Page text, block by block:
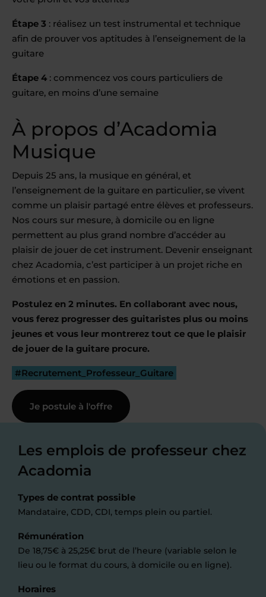
Étape 3 : réalisez un test instrumental et technique
afin de prouver vos aptitudes à l’enseignement de la
guitare
Étape 4 : commencez vos cours particuliers de
guitare, en moins d’une semaine
À propos d’Acadomia
Musique
Depuis 25 ans, la musique en général, et
l’enseignement de la guitare en particulier, se vivent
comme un plaisir partagé entre élèves et professeurs.
Nos cours sur mesure, à domicile ou en ligne
permettent au plus grand nombre d’accéder au
plaisir de jouer de cet instrument. Devenir enseignant
chez Acadomia, c’est participer à un projet riche en
émotions et en passion.
Postulez en 2 minutes. En collaborant avec nous,
vous ferez progresser des guitaristes plus ou moins
jeunes et vous leur montrerez tout ce que le plaisir
de jouer de la guitare procure.
#Recrutement_Professeur_Guitare
Je postule à l'offre
Les emplois de professeur chez
Acadomia
Types de contrat possible
Mandataire, CDD, CDI, temps plein ou partiel.
Rémunération
De 18,75€ à 25,25€ brut de l’heure (variable selon le
lieu ou le format du cours, à domicile ou en ligne).
Horaires